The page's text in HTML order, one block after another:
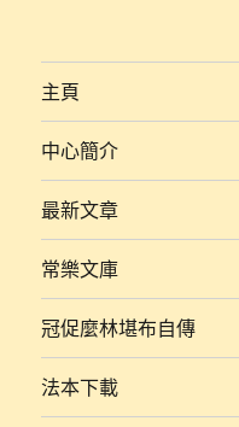
主頁
中心簡介
最新文章
常樂文庫
冠促麼林堪布自傳
法本下載